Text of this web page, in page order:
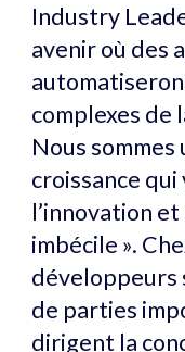
Industry
avenir où des
complexes de
Nous
croissance qui
l’innovation
imbécile ».
développeurs
de parties
dirigent la